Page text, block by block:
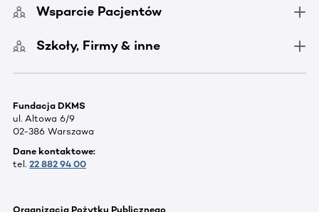
Wsparcie Pacjentów
Szkoły, Firmy & inne
Fundacja DKMS
ul. Altowa 6/9
02-386 Warszawa
Dane kontaktowe:
tel. 22 882 94 00
Organizacja Pożytku Publicznego